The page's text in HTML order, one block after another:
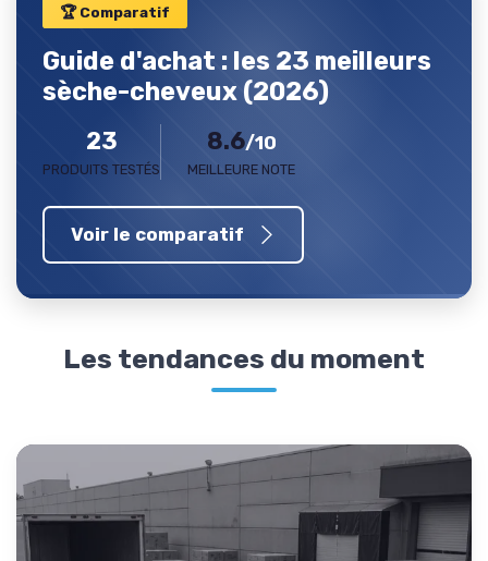
🏆 Comparatif
Guide d'achat : les 23 meilleurs
sèche-cheveux (2026)
23
PRODUITS TESTÉS
8.6/10
MEILLEURE NOTE
Voir le comparatif
Les tendances du moment